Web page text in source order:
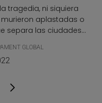
tragedia, ni siquiera
aplastadas o
separa las ciudades...
GLOBAL